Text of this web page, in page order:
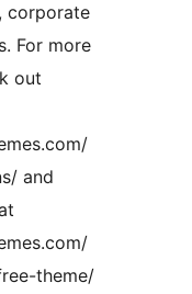
corporate
For more
out
and
theme/